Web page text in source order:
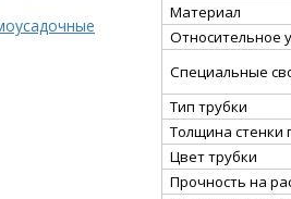
Материал
Относительное
Специальные
Тип трубки
Толщина стенки
Цвет трубки
Прочность на